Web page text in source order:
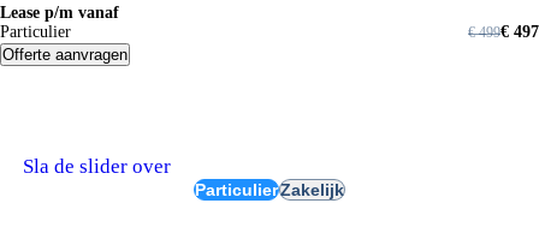
Noodremassistent 'Front Assist'
Lease p/m vanaf
Particulier
€ 497
€ 499
Offerte aanvragen
ParticulierZakelijk
Sla de slider over